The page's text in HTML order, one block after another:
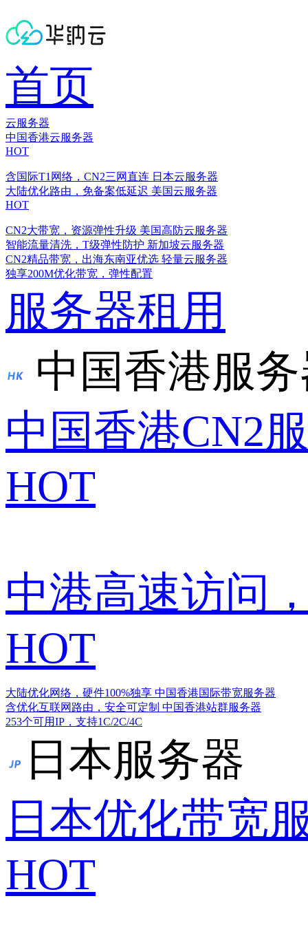
首页
云服务器
中国香港云服务器
HOT
含国际T1网络，CN2三网直连 日本云服务器
大陆优化路由，免备案低延迟 美国云服务器
HOT
CN2大带宽，资源弹性升级 美国高防云服务器
智能流量清洗，T级弹性防护 新加坡云服务器
CN2精品带宽，出海东南亚优选 轻量云服务器
独享200M优化带宽，弹性配置
服务器租用
中国香港服
中国香港CN2
HOT
中港高速访问
HOT
大陆优化网络，硬件100%独享 中国香港国际带宽服务器
含优化互联网路由，安全可定制 中国香港站群服务器
253个可用IP，支持1C/2C/4C
日本服务器
日本优化带宽
HOT